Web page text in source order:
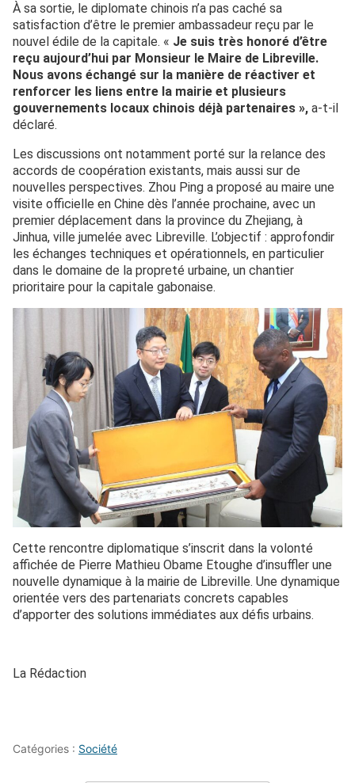
À sa sortie, le diplomate chinois n’a pas caché sa
satisfaction d’être le premier ambassadeur reçu par le
nouvel édile de la capitale. « Je suis très honoré d’être
reçu aujourd’hui par Monsieur le Maire de Libreville.
Nous avons échangé sur la manière de réactiver et
renforcer les liens entre la mairie et plusieurs
gouvernements locaux chinois déjà partenaires », a-t-il
déclaré.
Les discussions ont notamment porté sur la relance des
accords de coopération existants, mais aussi sur de
nouvelles perspectives. Zhou Ping a proposé au maire une
visite officielle en Chine dès l’année prochaine, avec un
premier déplacement dans la province du Zhejiang, à
Jinhua, ville jumelée avec Libreville. L’objectif : approfondir
les échanges techniques et opérationnels, en particulier
dans le domaine de la propreté urbaine, un chantier
prioritaire pour la capitale gabonaise.
Cette rencontre diplomatique s’inscrit dans la volonté
affichée de Pierre Mathieu Obame Etoughe d’insuffler une
nouvelle dynamique à la mairie de Libreville. Une dynamique
orientée vers des partenariats concrets capables
d’apporter des solutions immédiates aux défis urbains.
La Rédaction
Catégories : Société